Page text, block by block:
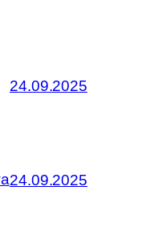
24.09.2025
24.09.2025